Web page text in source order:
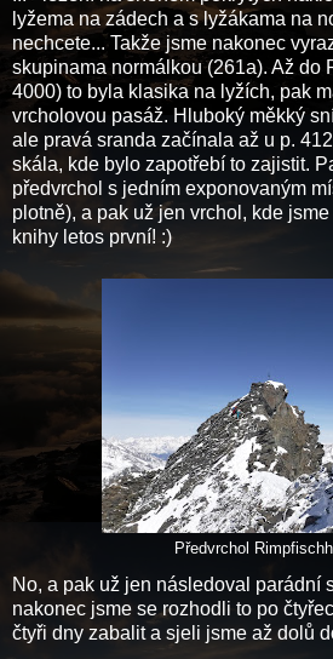
lyžema na zádech a s lyžákama na
nechcete... Takže jsme nakonec
skupinama normálkou (261a). Až do
4000) to byla klasika na lyžích, pak
vrcholovou pasáž. Hluboký měkký
ale pravá sranda začínala až u p.
skála, kde bylo zapotřebí to zajistit.
předvrchol s jedním exponovaným
plotně), a pak už jen vrchol, kde
knihy letos první! :)
Předvrchol
No, a pak už jen následoval parádní
nakonec jsme se rozhodli to po
čtyři dny zabalit a sjeli jsme až dolů